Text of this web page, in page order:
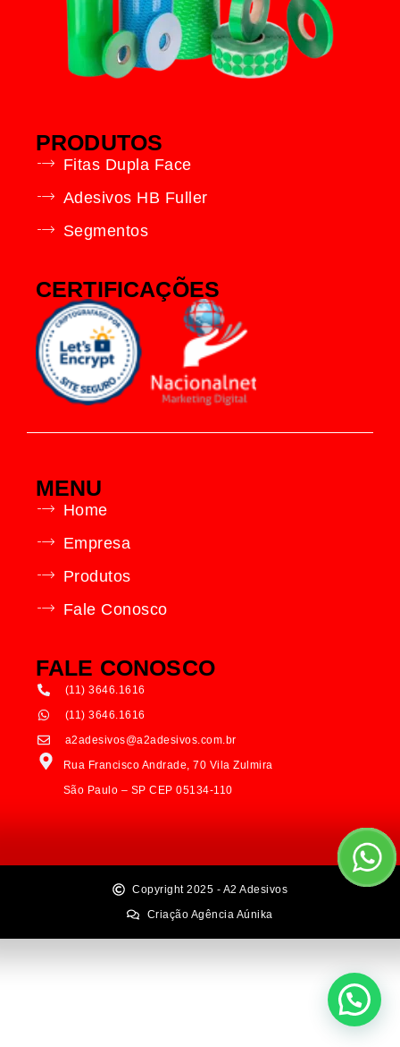
PRODUTOS
Fitas Dupla Face
Adesivos HB Fuller
Segmentos
CERTIFICAÇÕES
MENU
Home
Empresa
Produtos
Fale Conosco
FALE CONOSCO
(11) 3646.1616
(11) 3646.1616
a2adesivos@a2adesivos.com.br
Rua Francisco Andrade, 70 Vila Zulmira
São Paulo – SP CEP 05134-110
Copyright 2025 - A2 Adesivos
Criação Agência Aúnika